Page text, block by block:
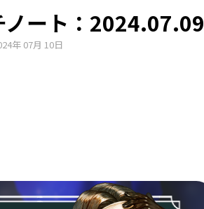
ノート：2024.07.09
年 07月 10日